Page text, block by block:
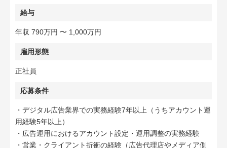
給与
年収 790万円 〜 1,000万円
雇用形態
正社員
応募条件
・デジタル広告業界での実務経験7年以上（うちアカウント運
用経験5年以上）
・広告運用におけるアカウント設定・運用調整の実務経験
・営業・クライアント折衝の経験（広告代理店やメディア側